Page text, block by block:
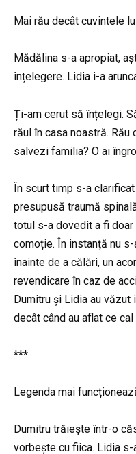
Mai rău decât cuvintele
Mădălina s-a apropiat,
înțelegere. Lidia i-a
Ți-am cerut să înțelegi.
răul în casa noastră. Rău
salvezi familia? O ai
În scurt timp s-a
presupusă traumă
totul s-a dovedit a fi doar
comoție. În instanță nu
înainte de a călări, un
revendicare în caz de
Dumitru și Lidia au
decât când au aflat ce
***
Legenda mai
Dumitru trăiește într-o
vorbește cu fiica. Lidia